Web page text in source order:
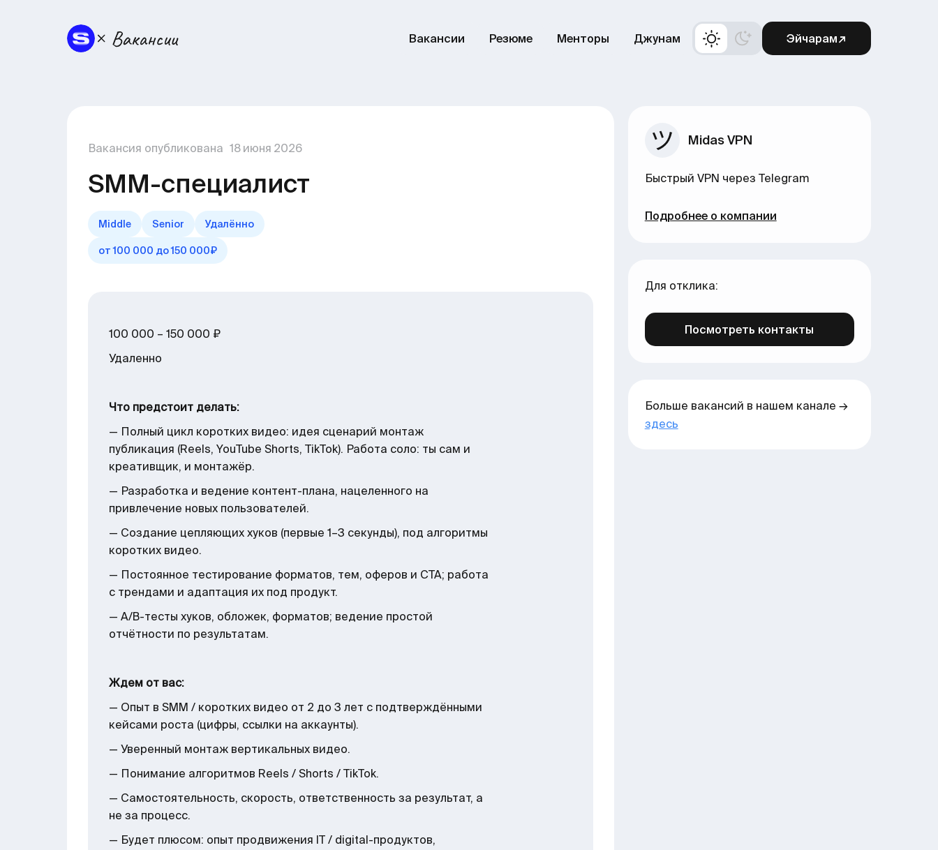
Вакансии Резюме Менторы Джунам Эйчарам↗
Вакансия опубликована 18 июня 2026
SMM-специалист
Middle Senior Удалённо
от 100 000 до 150 000₽
100 000 – 150 000 ₽
Удаленно
Что предстоит делать:
— Полный цикл коротких видео: идея сценарий монтаж
публикация (Reels, YouTube Shorts, TikTok). Работа соло: ты сам и
креативщик, и монтажёр.
— Разработка и ведение контент-плана, нацеленного на
привлечение новых пользователей.
— Создание цепляющих хуков (первые 1–3 секунды), под алгоритмы
коротких видео.
— Постоянное тестирование форматов, тем, оферов и CTA; работа
с трендами и адаптация их под продукт.
— A/B-тесты хуков, обложек, форматов; ведение простой
отчётности по результатам.
Ждем от вас:
— Опыт в SMM / коротких видео от 2 до 3 лет с подтверждёнными
кейсами роста (цифры, ссылки на аккаунты).
— Уверенный монтаж вертикальных видео.
— Понимание алгоритмов Reels / Shorts / TikTok.
— Самостоятельность, скорость, ответственность за результат, а
не за процесс.
— Будет плюсом: опыт продвижения IT / digital-продуктов,
Midas VPN
Быстрый VPN через Telegram
Подробнее о компании
Для отклика:
Посмотреть контакты
Больше вакансий в нашем канале →
здесь